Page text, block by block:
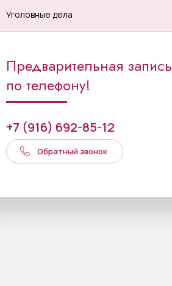
Уголовные дела
Предварительная запись
по телефону!
+7 (916) 692-85-12
Обратный звонок